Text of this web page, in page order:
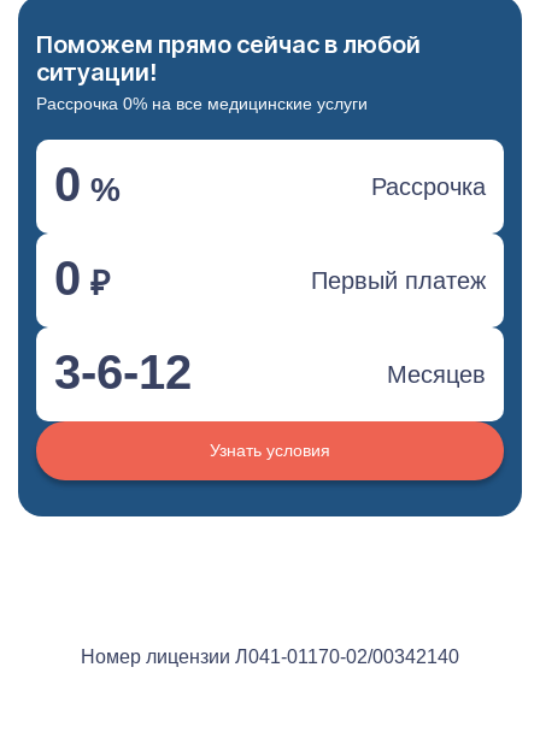
Поможем прямо сейчас в любой
ситуации!
Рассрочка 0% на все медицинские услуги
0 % Рассрочка
0 ₽ Первый платеж
3-6-12 Месяцев
Узнать условия
Номер лицензии Л041-01170-02/00342140